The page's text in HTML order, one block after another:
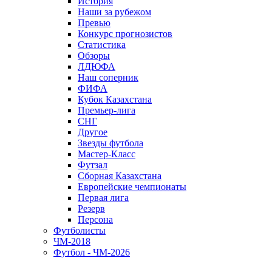
Наши за рубежом
Превью
Конкурс прогнозистов
Статистика
Обзоры
ЛДЮФА
Наш соперник
ФИФА
Кубок Казахстана
Премьер-лига
СНГ
Другое
Звезды футбола
Мастер-Класс
Футзал
Сборная Казахстана
Европейские чемпионаты
Первая лига
Резерв
Персона
Футболисты
ЧМ-2018
Футбол - ЧМ-2026